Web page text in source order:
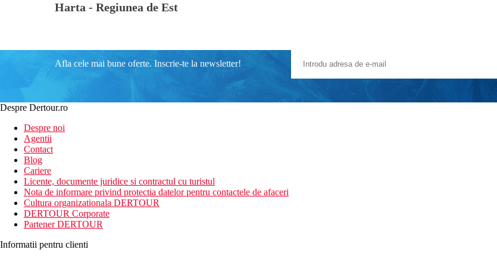
Harta - Regiunea de Est
Afla cele mai bune oferte. Inscrie-te la newsletter!
Despre Dertour.ro
Despre noi
Agentii
Contact
Blog
Cariere
Licente, documente juridice si contractul cu turistul
Nota de informare privind protectia datelor pentru contactele de afaceri
Cultura organizationala DERTOUR
DERTOUR Corporate
Partener DERTOUR
Informatii pentru clienti